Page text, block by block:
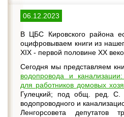
06.12.2023
В ЦБС Кировского района
оцифровываем книги из
XIX - первой половине XX
Сегодня мы представляем
водопровода и канализации:
для работников домовых
Гулецкий; под общ. ред.
водопроводного и
Ленгорсовета депутатов